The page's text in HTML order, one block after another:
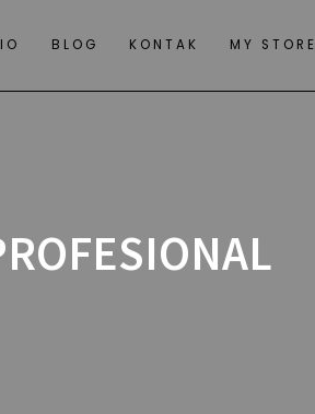
BLOG KONTAK MY STORE